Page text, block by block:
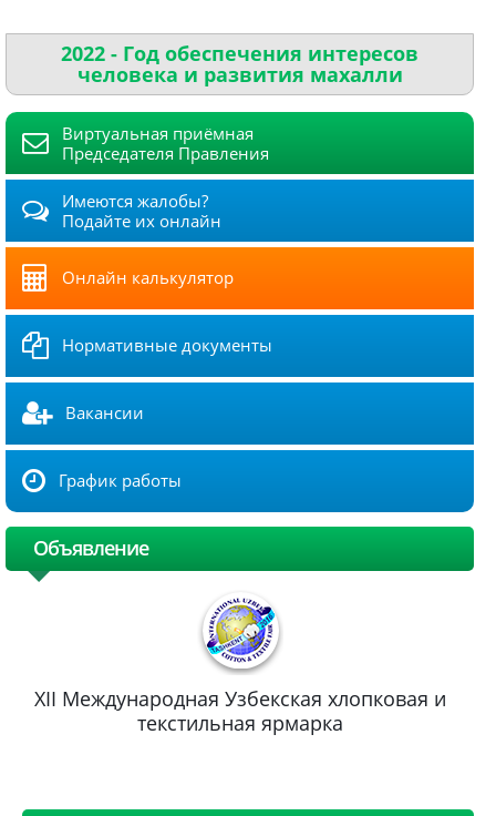
2022 - Год обеспечения интересов
человека и развития махалли
Виртуальная приёмная
Председателя Правления
Имеются жалобы?
Подайте их онлайн
Онлайн калькулятор
Нормативные документы
Вакансии
График работы
Объявление
XII Международная Узбекская хлопковая и
текстильная ярмарка